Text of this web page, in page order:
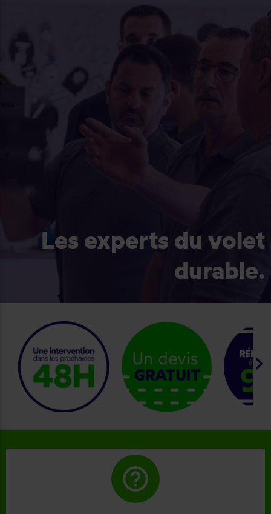
Les experts du volet
durable.
keyboard_arrow_right
help_outline